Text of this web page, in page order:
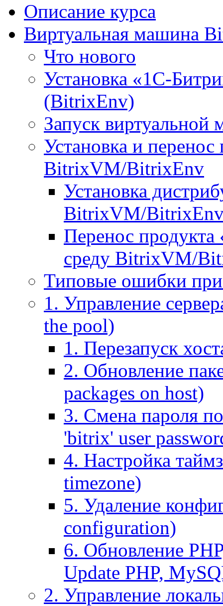
Описание курса
Виртуальная машина
Что нового
Установка «1С-
(BitrixEnv)
Запуск
Установка и
BitrixVM/BitrixEnv
Установка
BitrixVM/
Перенос
среду BitrixVM/
Типовые ошибки при
1. Управление
the pool)
1. Перезапуск
2. Обновление
packages on host)
3. Смена пароля
'bitrix' user
4. Настройка
timezone)
5. Удаление
configuration)
6. Обновление
Update PHP,
2. Управление